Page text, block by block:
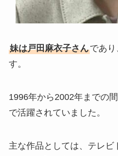
妹は戸田麻衣子さんであり
す。
1996年から2002年までの
で活躍されていました。
主な作品としては、テレビ